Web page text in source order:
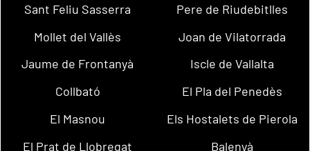
Sant Feliu Sasserra
Pere de Riudebitlles
Mollet del Vallès
Joan de Vilatorrada
Jaume de Frontanyà
Iscle de Vallalta
Collbató
El Pla del Penedès
El Masnou
Els Hostalets de Pierola
El Prat de Llobregat
Balenyà